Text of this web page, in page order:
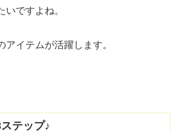
いですよね。
アイテムが活躍します。
テップ♪